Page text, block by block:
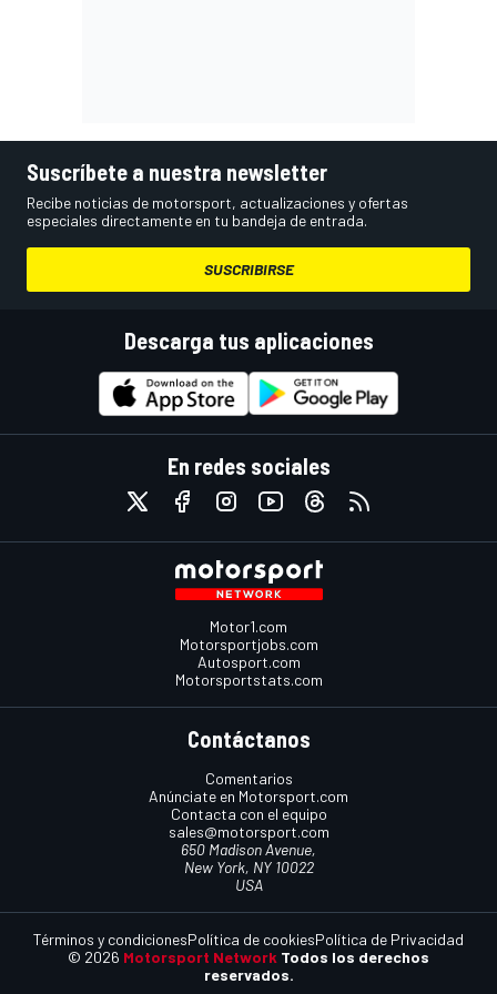
Suscríbete a nuestra newsletter
Recibe noticias de motorsport, actualizaciones y ofertas
especiales directamente en tu bandeja de entrada.
SUSCRIBIRSE
Descarga tus aplicaciones
En redes sociales
Motor1.com
Motorsportjobs.com
Autosport.com
Motorsportstats.com
Contáctanos
Comentarios
Anúnciate en Motorsport.com
Contacta con el equipo
sales@motorsport.com
650 Madison Avenue,
New York, NY 10022
USA
© 2026 Motorsport Network Todos los derechos
reservados.
Términos y condicionesPolítica de cookiesPolítica de Privacidad